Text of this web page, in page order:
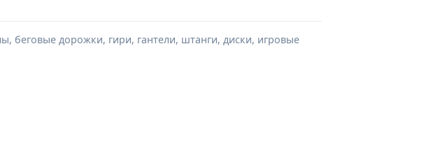
беговые дорожки, гири, гантели, штанги, диски, игровые